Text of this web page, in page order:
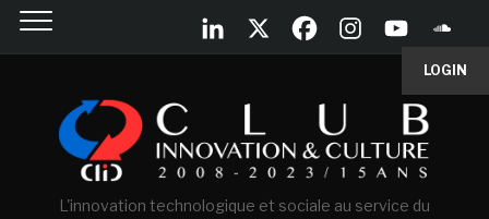
LOGIN
L'innovation technologique et sociale au service du